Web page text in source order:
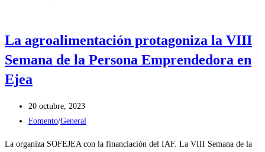
La agroalimentación protagoniza la VIII
Semana de la Persona Emprendedora en
Ejea
Publicación
de
20 octubre, 2023
Categoría
Fomento/General
La organiza SOFEJEA con la financiación del IAF. La VIII Semana de la